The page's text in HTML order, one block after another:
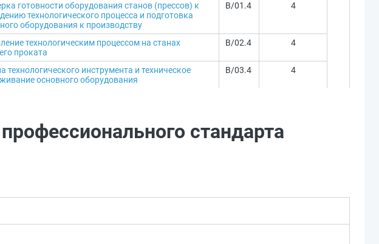
готовности оборудования станов (прессов) к
технологического процесса и подготовка
оборудования к производству
B/01.4 4
технологическим процессом на станах
проката
B/02.4 4
технологического инструмента и техническое
основного оборудования
B/03.4 4
стандарта